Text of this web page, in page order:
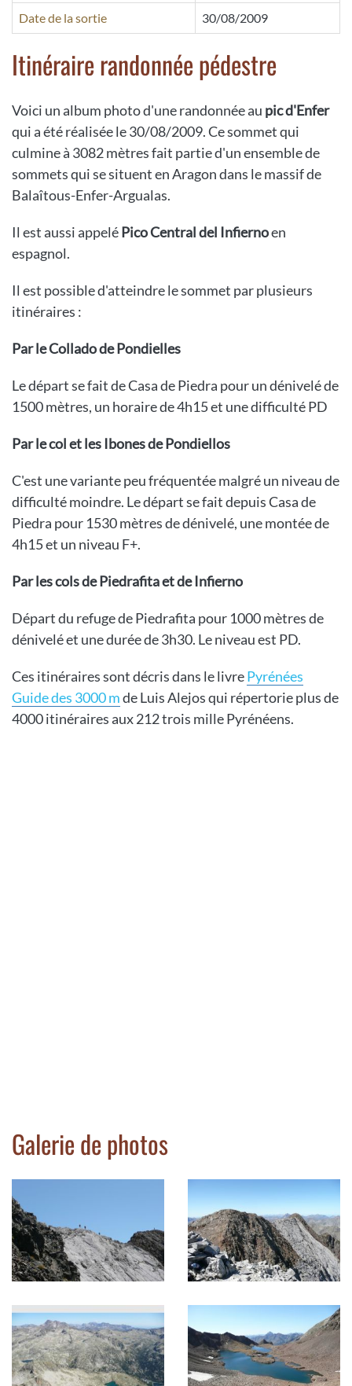
Date de la sortie 30/08/2009
Itinéraire randonnée pédestre
Voici un album photo d'une randonnée au pic d'Enfer
qui a été réalisée le 30/08/2009. Ce sommet qui
culmine à 3082 mètres fait partie d'un ensemble de
sommets qui se situent en Aragon dans le massif de
Balaîtous-Enfer-Argualas.
Il est aussi appeléPico Central del Infiernoen
espagnol.
Il est possible d'atteindre le sommet par plusieurs
itinéraires :
Par le Collado de Pondielles
Le départ se fait de Casa de Piedra pour un dénivelé de
1500 mètres, un horaire de 4h15 et une difficulté PD
Par le col et les Ibones de Pondiellos
C'est une variante peu fréquentée malgré un niveau de
difficulté moindre. Le départ se fait depuis Casa de
Piedra pour 1530 mètres de dénivelé, une montée de
4h15 et un niveau F+.
Par les cols de Piedrafita et de Infierno
Départ du refuge de Piedrafita pour 1000 mètres de
dénivelé et une durée de 3h30. Le niveau est PD.
Ces itinéraires sont décris dans le livrePyrénées
Guide des 3000 mde Luis Alejos qui répertorie plus de
4000 itinéraires aux 212 trois mille Pyrénéens.
Galerie de photos